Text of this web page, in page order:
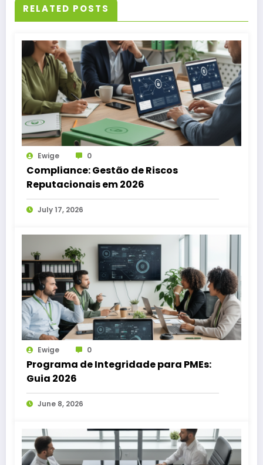
RELATED POSTS
Ewige 0
Compliance: Gestão de Riscos
Reputacionais em 2026
July 17, 2026
Ewige 0
Programa de Integridade para PMEs:
Guia 2026
June 8, 2026